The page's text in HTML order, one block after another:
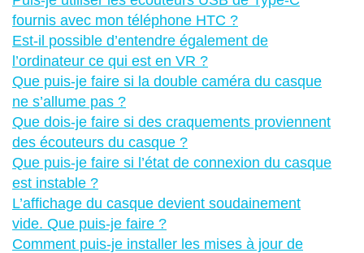
fournis avec mon téléphone HTC ?
Est-il possible d’entendre également de
l’ordinateur ce qui est en VR ?
Que puis-je faire si la double caméra du casque
ne s’allume pas ?
Que dois-je faire si des craquements proviennent
des écouteurs du casque ?
Que puis-je faire si l’état de connexion du casque
est instable ?
L’affichage du casque devient soudainement
vide. Que puis-je faire ?
Comment puis-je installer les mises à jour de